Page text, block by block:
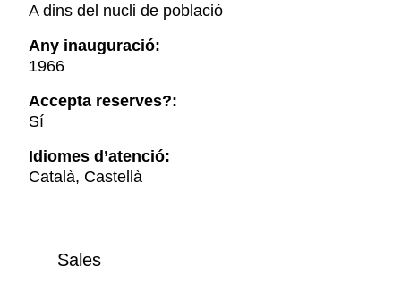
A dins del nucli de població
Any inauguració:
1966
Accepta reserves?:
Sí
Idiomes d’atenció:
Català, Castellà
Sales